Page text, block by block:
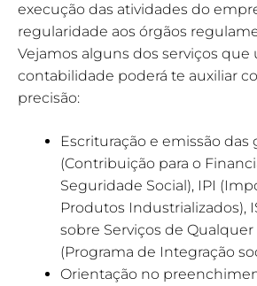
execução das atividades do
regularidade aos órgãos
Vejamos alguns dos serviços
contabilidade poderá te auxiliar
precisão:
Escrituração e emissão das
(Contribuição para o
Seguridade Social), IPI
Produtos Industrializados),
sobre Serviços de Qualquer
(Programa de Integração
Orientação no